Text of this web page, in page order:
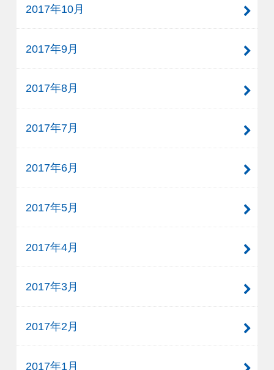
2017年10月
2017年9月
2017年8月
2017年7月
2017年6月
2017年5月
2017年4月
2017年3月
2017年2月
2017年1月